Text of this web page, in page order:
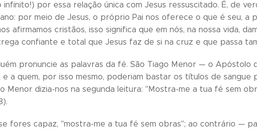
por essa relação única com Jesus ressuscitado. É, de
por meio de Jesus, o próprio Pai nos oferece o que é seu, a
afirmamos cristãos, isso significa que em nós, na nossa vida,
confiante e total que Jesus faz de si na cruz e que passa
pronuncie as palavras da fé. São Tiago Menor — o Apóstolo
e a quem, por isso mesmo, poderiam bastar os títulos de
Menor dizia-nos na segunda leitura: "Mostra-me a tua fé sem
fores capaz, "mostra-me a tua fé sem obras"; ao contrário —